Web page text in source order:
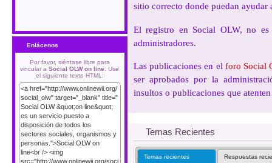
Enlácenos
Por favor, siéntase libre para
vincular aSocial OLW on line
. Use
el siguiente texto HTML:
sitio correcto donde puedan
El registro en Social OLW, no
administradores.
Las publicaciones en el foro Social
ser aprobados por la
insultos o publicaciones que
Temas Recientes
Temas recientes Respuestas